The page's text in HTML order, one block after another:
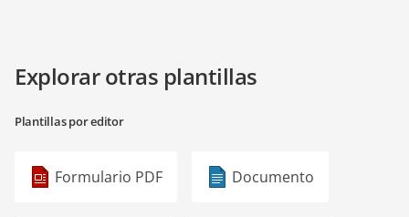
Explorar otras plantillas
Plantillas por editor
Formulario PDF Documento